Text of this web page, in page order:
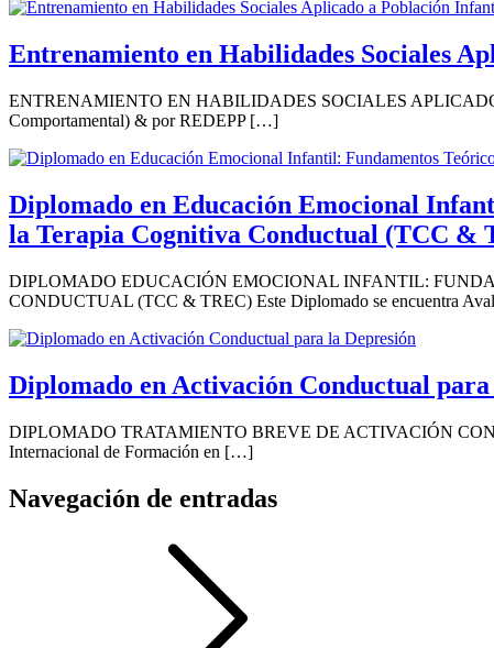
Entrenamiento en Habilidades Sociales
ENTRENAMIENTO EN HABILIDADES SOCIALES APLICADO
Comportamental) & por REDEPP […]
Diplomado en Educación Emocional
la Terapia Cognitiva Conductual (TCC &
DIPLOMADO EDUCACIÓN EMOCIONAL INFANTIL:
CONDUCTUAL (TCC & TREC) Este Diplomado se encuentra
Diplomado en Activación Conductual
DIPLOMADO TRATAMIENTO BREVE DE ACTIVACIÓN
Internacional de Formación en […]
Navegación de entradas